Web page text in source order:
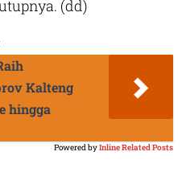
(dd)
Kalteng
hingga
Powered byInline Related Posts